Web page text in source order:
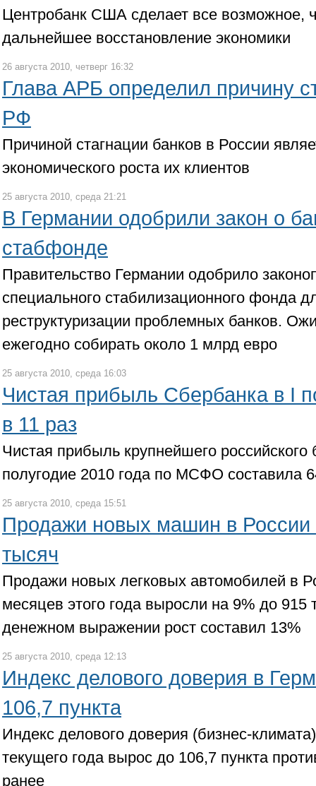
Центробанк США сделает все возможное,
дальнейшее восстановление экономики
26 августа 2010, четверг 16:32
Глава АРБ определил причину
РФ
Причиной стагнации банков в России
экономического роста их клиентов
25 августа 2010, среда 21:21
В Германии одобрили закон о
стабфонде
Правительство Германии одобрило
специального стабилизационного фонда
реструктуризации проблемных банков.
ежегодно собирать около 1 млрд евро
25 августа 2010, среда 16:03
Чистая прибыль Сбербанка в I
в 11 раз
Чистая прибыль крупнейшего российского
полугодие 2010 года по МСФО составила
25 августа 2010, среда 15:51
Продажи новых машин в России
тысяч
Продажи новых легковых автомобилей в
месяцев этого года выросли на 9% до
денежном выражении рост составил 13%
25 августа 2010, среда 12:13
Индекс делового доверия в
106,7 пункта
Индекс делового доверия (бизнес-
текущего года вырос до 106,7 пункта
ранее